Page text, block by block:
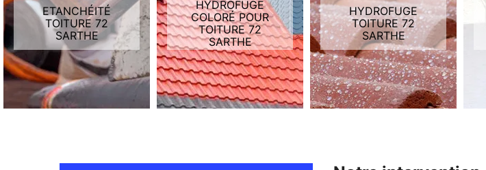
ETANCHÉITÉ
TOITURE 72
SARTHE
HYDROFUGE
COLORÉ POUR
TOITURE 72
SARTHE
HYDROFUGE
TOITURE 72
SARTHE